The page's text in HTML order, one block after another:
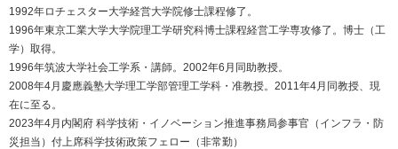
1992年ロチェスター大学経営大学院修士課程修了。
1996年東京工業大学大学院理工学研究科博士課程経営工学専攻修了。博士（工
学）取得。
1996年筑波大学社会工学系・講師。2002年6月同助教授。
2008年4月慶應義塾大学理工学部管理工学科・准教授。2011年4月同教授、現
在に至る。
2023年4月内閣府 科学技術・イノベーション推進事務局参事官（インフラ・防
災担当）付上席科学技術政策フェロー（非常勤）